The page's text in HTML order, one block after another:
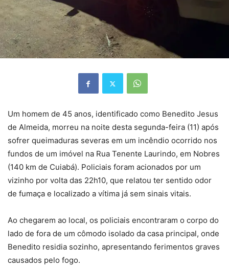
Um homem de 45 anos, identificado como Benedito Jesus
de Almeida, morreu na noite desta segunda-feira (11) após
sofrer queimaduras severas em um incêndio ocorrido nos
fundos de um imóvel na Rua Tenente Laurindo, em Nobres
(140 km de Cuiabá). Policiais foram acionados por um
vizinho por volta das 22h10, que relatou ter sentido odor
de fumaça e localizado a vítima já sem sinais vitais.
Ao chegarem ao local, os policiais encontraram o corpo do
lado de fora de um cômodo isolado da casa principal, onde
Benedito residia sozinho, apresentando ferimentos graves
causados pelo fogo.